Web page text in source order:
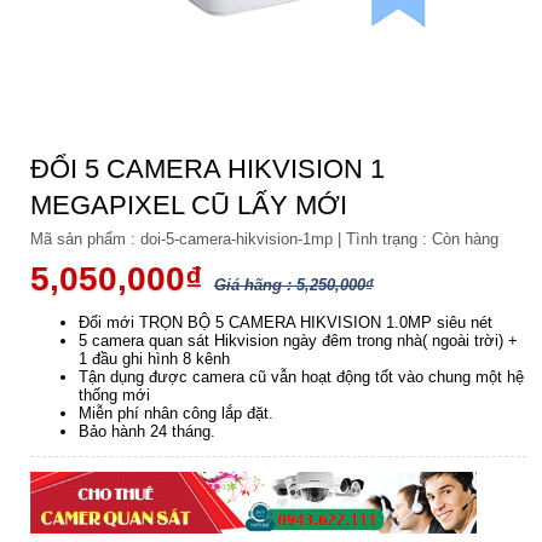
ĐỔI 5 CAMERA HIKVISION 1
MEGAPIXEL CŨ LẤY MỚI
Mã sản phẩm : doi-5-camera-hikvision-1mp | Tình trạng : Còn hàng
5,050,000₫ Giá hãng : 5,250,000₫
Đổi mới TRỌN BỘ 5 CAMERA HIKVISION 1.0MP siêu nét
5 camera quan sát Hikvision ngày đêm trong nhà( ngoài trời) +
1 đầu ghi hình 8 kênh
Tận dụng được camera cũ vẫn hoạt động tốt vào chung một hệ
thống mới
Miễn phí nhân công lắp đặt.
Bảo hành 24 tháng.